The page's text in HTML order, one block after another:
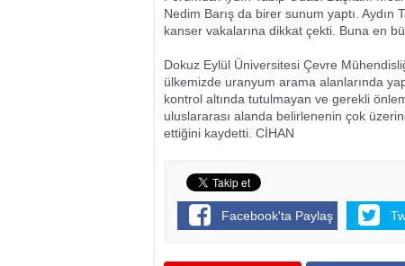
Nedim Barış da birer sunum yaptı. Aydın
kanser vakalarına dikkat çekti. Buna en
Dokuz Eylül Üniversitesi Çevre
ülkemizde uranyum arama alanlarında
kontrol altında tutulmayan ve gerekli
uluslararası alanda belirlenenin çok
ettiğini kaydetti. CİHAN
Facebook'ta Paylaş